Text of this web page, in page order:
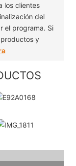
los clientes
del
el programa. Si
y